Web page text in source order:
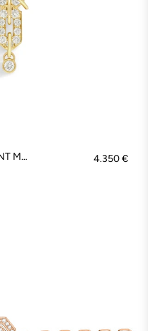
- FSJ726
4.350 €